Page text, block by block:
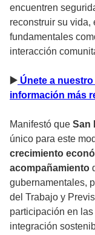
encuentren
reconstruir su vida,
fundamentales
interacción
▶ Únete a
información más
Manifestó que San
único para este
crecimiento
acompañamiento
gubernamentales,
del Trabajo y
participación en
integración